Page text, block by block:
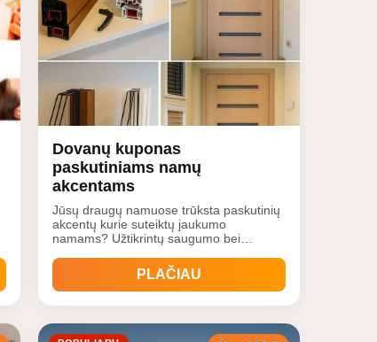
Dovanų kuponas
paskutiniams namų
akcentams
Jūsų draugų namuose trūksta paskutinių
akcentų kurie suteiktų jaukumo
namams? Užtikrintų saugumo bei
kuponą roletams, žaliuzėms,
romanetėms, tinkleliams ar vidaus
durims įsigyti.
PLAČIAU